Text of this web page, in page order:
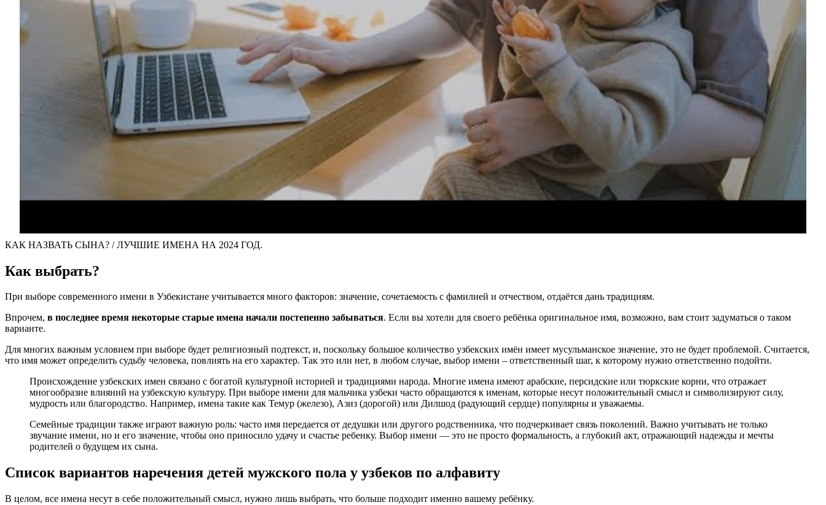
КАК НАЗВАТЬ СЫНА? / ЛУЧШИЕ ИМЕНА НА 2024 ГОД.
Как выбрать?
При выборе современного имени в Узбекистане учитывается много факторов: значение, сочетаемость с фамилией и отчеством, отдаётся дань традициям.
Впрочем, в последнее время некоторые старые имена начали постепенно забываться. Если вы хотели для своего ребёнка оригинальное имя, возможно, вам стоит задуматься о таком
варианте.
Для многих важным условием при выборе будет религиозный подтекст, и, поскольку большое количество узбекских имён имеет мусульманское значение, это не будет проблемой. Считается,
что имя может определить судьбу человека, повлиять на его характер. Так это или нет, в любом случае, выбор имени – ответственный шаг, к которому нужно ответственно подойти.
Происхождение узбекских имен связано с богатой культурной историей и традициями народа. Многие имена имеют арабские, персидские или тюркские корни, что отражает
многообразие влияний на узбекскую культуру. При выборе имени для мальчика узбеки часто обращаются к именам, которые несут положительный смысл и символизируют силу,
мудрость или благородство. Например, имена такие как Темур (железо), Азиз (дорогой) или Дилшод (радующий сердце) популярны и уважаемы.
Семейные традиции также играют важную роль: часто имя передается от дедушки или другого родственника, что подчеркивает связь поколений. Важно учитывать не только
звучание имени, но и его значение, чтобы оно приносило удачу и счастье ребенку. Выбор имени — это не просто формальность, а глубокий акт, отражающий надежды и мечты
родителей о будущем их сына.
Список вариантов наречения детей мужского пола у узбеков по алфавиту
В целом, все имена несут в себе положительный смысл, нужно лишь выбрать, что больше подходит именно вашему ребёнку.